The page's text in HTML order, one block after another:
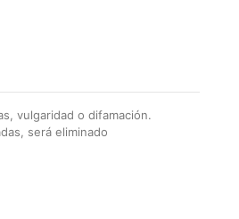
vulgaridad o difamación.
será eliminado